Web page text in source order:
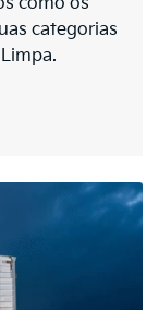
categorias